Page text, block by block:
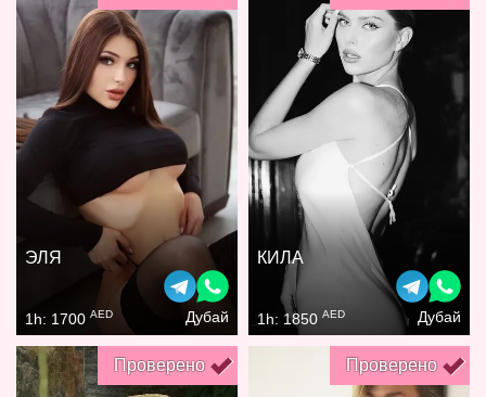
ЭЛЯ
1h: 1700 AED Дубай
КИЛА
1h: 1850 AED Дубай
Проверено Проверено